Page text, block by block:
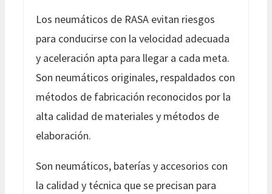
Los neumáticos de RASA evitan riesgos
para conducirse con la velocidad adecuada
y aceleración apta para llegar a cada meta.
Son neumáticos originales, respaldados con
métodos de fabricación reconocidos por la
alta calidad de materiales y métodos de
elaboración.
Son neumáticos, baterías y accesorios con
la calidad y técnica que se precisan para